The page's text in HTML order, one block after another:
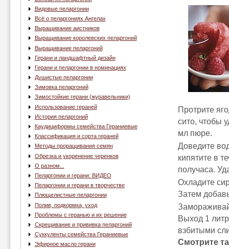
Видовые пеларгонии
Всё о пеларгониях Ангелах
Выращивание аистников
Выращивание королевских пеларгоний
Выращивание пеларгоний
Герани и ландшафтный дизайн
Герани и пеларгонии в номинациях
Душистые пеларгонии
Зимовка пеларгоний
Зимостойкие герани (журавельники)
Использование гераней
История пеларгоний
Каудициформы семейства Гераниевые
Классификация и сорта гераней
Методы проращивания семян
Обрезка и укоренение черенков
О разном...
Пеларгонии и герани: ВИДЕО
Пеларгонии и герани в творчестве
Плющелистные пеларгонии
Полив, подкормка, уход
Проблемы с геранью и их решение
Скрещивание и прививка пеларгоний
Суккуленты семейства Гераниевые
Эфирное масло герани
Протрите
сито, чтобы
мл пюре.
Доведите
кипятите в
получаса.
Охладите
Затем
Выход 1
взбитыми
Смотрите